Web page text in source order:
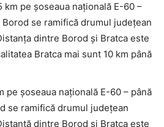
km pe şoseaua naţională E-60 –
Borod se ramifică drumul judeţean
dintre Borod şi Bratca este
Bratca mai sunt 10 km până
pe şoseaua naţională E-60 – până
se ramifică drumul judeţean
dintre Borod şi Bratca este